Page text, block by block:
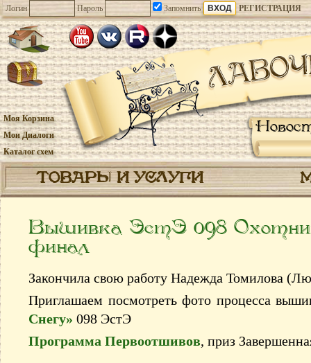
Логин Пароль Запомнить РЕГИСТРАЦИЯ
Моя Корзина
Мои Диалоги
Каталог схем
ТОВАРЫ И УСЛУГИ
Вышивка ЭстЭ 098
финал
Закончила свою работу Надежда Томилова
Приглашаем посмотреть фото процесса
Снегу» 098 ЭстЭ
Программа Первоотшивов, приз